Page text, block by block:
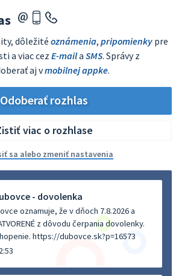
dôležité oznámenia, pripomienky pre
a viac cez E-maila SMS. Správy z
aj vmobilnej appke.
Odoberať rozhlas
viac o rozhlase
sa alebo zmeniť nastavenia
- dovolenka
oznamuje, že v dňoch 7.8.2026 a
z dôvodu čerpania dovolenky.
https://dubovce.sk?p=16573